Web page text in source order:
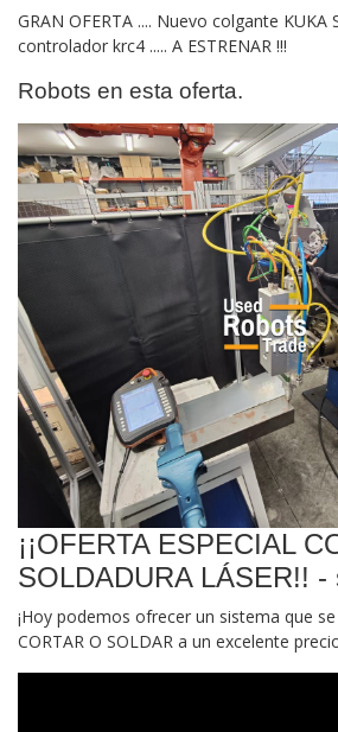
GRAN OFERTA .... Nuevo colgante KUKA
controlador krc4 ..... A ESTRENAR !!!
Robots en esta oferta.
¡¡OFERTA ESPECIAL
SOLDADURA LÁSER!! -
¡Hoy podemos ofrecer un sistema que
CORTAR O SOLDAR a un excelente